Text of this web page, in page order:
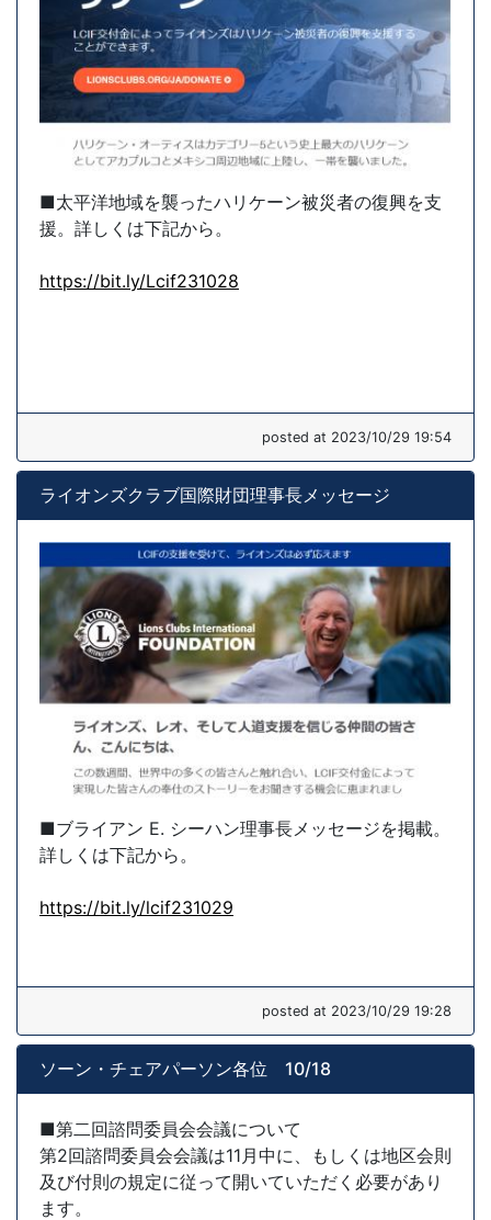
■太平洋地域を襲ったハリケーン被災者の復興を支
援。詳しくは下記から。
https://bit.ly/Lcif231028
posted at 2023/10/29 19:54
ライオンズクラブ国際財団理事長メッセージ
■ブライアン E. シーハン理事長メッセージを掲載。
詳しくは下記から。
https://bit.ly/lcif231029
posted at 2023/10/29 19:28
ソーン・チェアパーソン各位 10/18
■第二回諮問委員会会議について
第2回諮問委員会会議は11月中に、もしくは地区会則
及び付則の規定に従って開いていただく必要があり
ます。